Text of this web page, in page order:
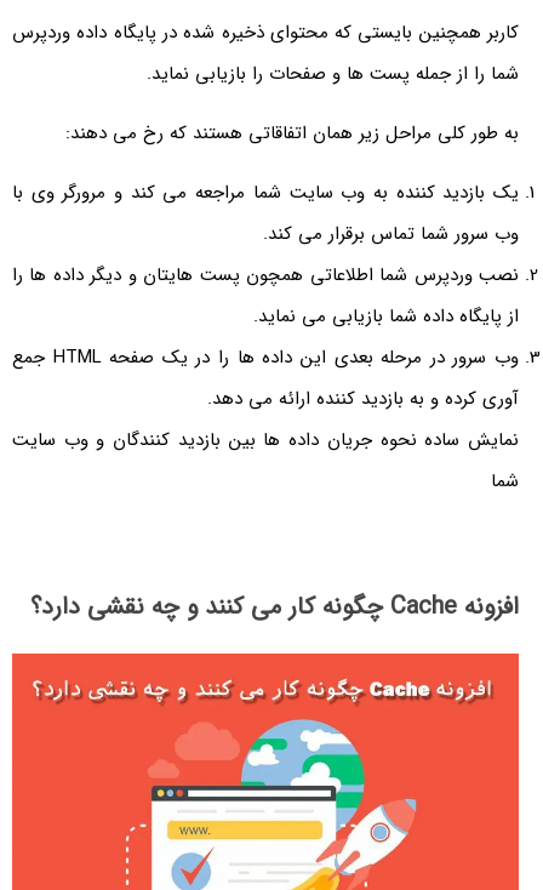
کاربر همچنین بایستی که محتوای ذخیره شده در پایگاه داده وردپرس
شما را از جمله پست ها و صفحات را بازیابی نماید.
به طور کلی مراحل زیر همان اتفاقاتی هستند که رخ می دهند:
یک بازدید کننده به وب سایت شما مراجعه می کند و مرورگر وی با
وب سرور شما تماس برقرار می کند.
نصب وردپرس شما اطلاعاتی همچون پست هایتان و دیگر داده ها را
از پایگاه داده شما بازیابی می نماید.
وب سرور در مرحله بعدی این داده ها را در یک صفحه HTML جمع
آوری کرده و به بازدید کننده ارائه می دهد.
نمایش ساده نحوه جریان داده ها بین بازدید کنندگان و وب سایت
شما
افزونه Cache چگونه کار می کنند و چه نقشی دارد؟